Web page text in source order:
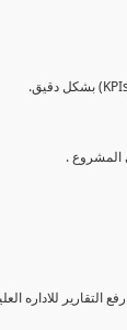
للاداره